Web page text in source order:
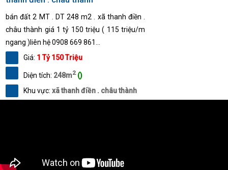
bán đất 2 MT . DT 248 m2 . xã thanh điền .
châu thành giá 1 tỷ 150 triệu ( 115 triệu/m
ngang )liên hệ 0908 669 861...
Giá: 1 Tỷ 150 Triệu
Diện tích: 248m2 ()
Khu vực: xã thanh điền . châu thành